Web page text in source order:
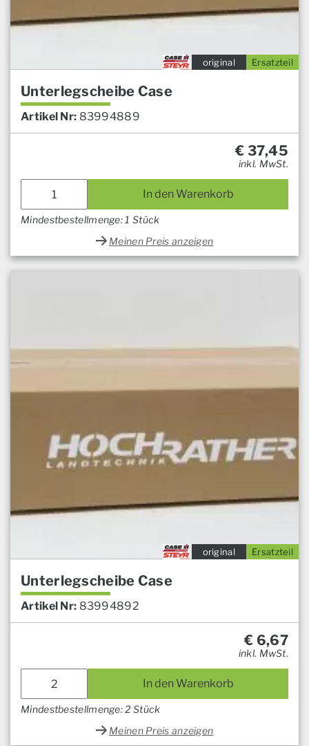
Ersatzteil
original
Unterlegscheibe Case
Artikel Nr: 83994889
€ 37,45
inkl. MwSt.
In den Warenkorb
Mindestbestellmenge: 1 Stück
Meinen Preis anzeigen
Ersatzteil
original
Unterlegscheibe Case
Artikel Nr: 83994892
€ 6,67
inkl. MwSt.
In den Warenkorb
Mindestbestellmenge: 2 Stück
Meinen Preis anzeigen